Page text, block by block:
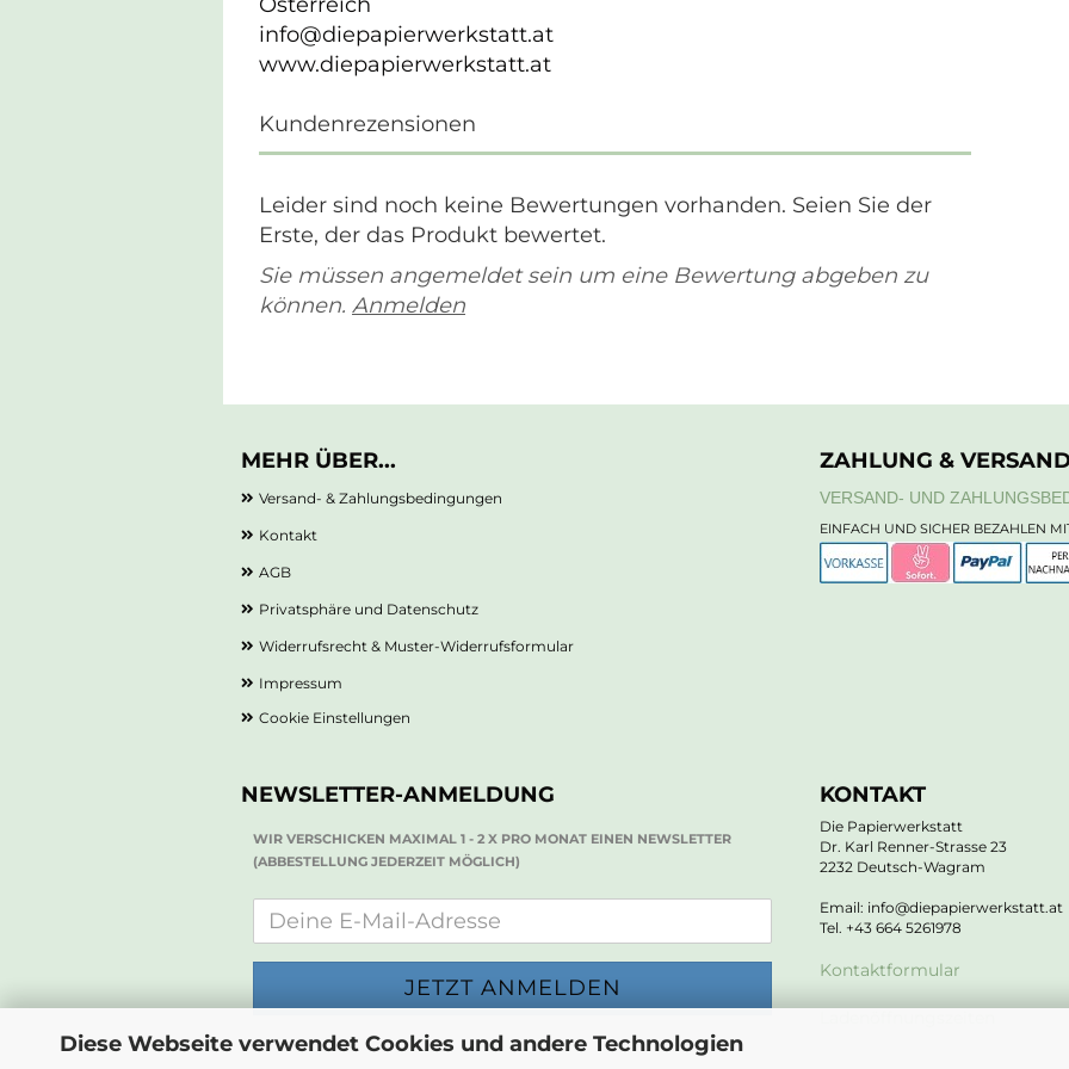
Diese Webseite verwendet Cookies und andere Technologien
info@diepapierwerkstatt.at
www.diepapierwerkstatt.at
Kundenrezensionen
Leider sind noch keine Bewertungen vorhanden. Seien Sie der
Erste, der das Produkt bewertet.
Sie müssen angemeldet sein um eine Bewertung abgeben zu
können. Anmelden
MEHR ÜBER...
Versand- & Zahlungsbedingungen
Kontakt
AGB
Privatsphäre und Datenschutz
Widerrufsrecht & Muster-Widerrufsformular
Impressum
Cookie Einstellungen
ZAHLUNG &
VERSAND- UND
EINFACH UND SICHER BEZAHLEN
NEWSLETTER-ANMELDUNG
WIR VERSCHICKEN MAXIMAL 1 - 2 X PRO MONAT EINEN NEWSLETTER
(ABBESTELLUNG JEDERZEIT MÖGLICH)
KONTAKT
Die Papierwerkstatt
Dr. Karl Renner-Strasse 23
2232 Deutsch-Wagram
Email: info@diepapierwerkstatt.at
Tel. +43 664 5261978
Kontaktformular